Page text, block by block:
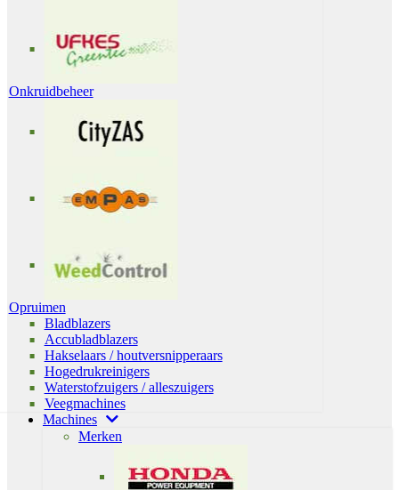
Onkruidbeheer
Opruimen
Bladblazers
Accubladblazers
Hakselaars / houtversnipperaars
Hogedrukreinigers
Waterstofzuigers / alleszuigers
Veegmachines
Machines
Merken